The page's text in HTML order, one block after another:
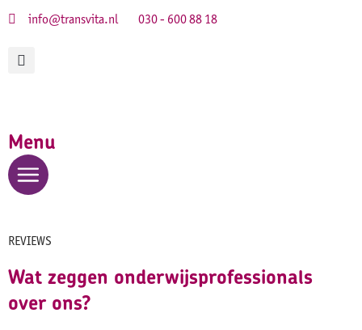
info@transvita.nl 030 - 600 88 18
Menu
REVIEWS
Wat zeggen onderwijsprofessionals
over ons?